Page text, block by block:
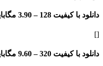
128 – 3.90 مگابایت
320 – 9.60 مگابایت